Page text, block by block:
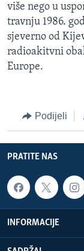
O GLASU
Learning English
više nego u
travnju 1986.
sjeverno od
radioakitvni
Europe.
Podijeli
PRATITE NAS
INFORMACIJE